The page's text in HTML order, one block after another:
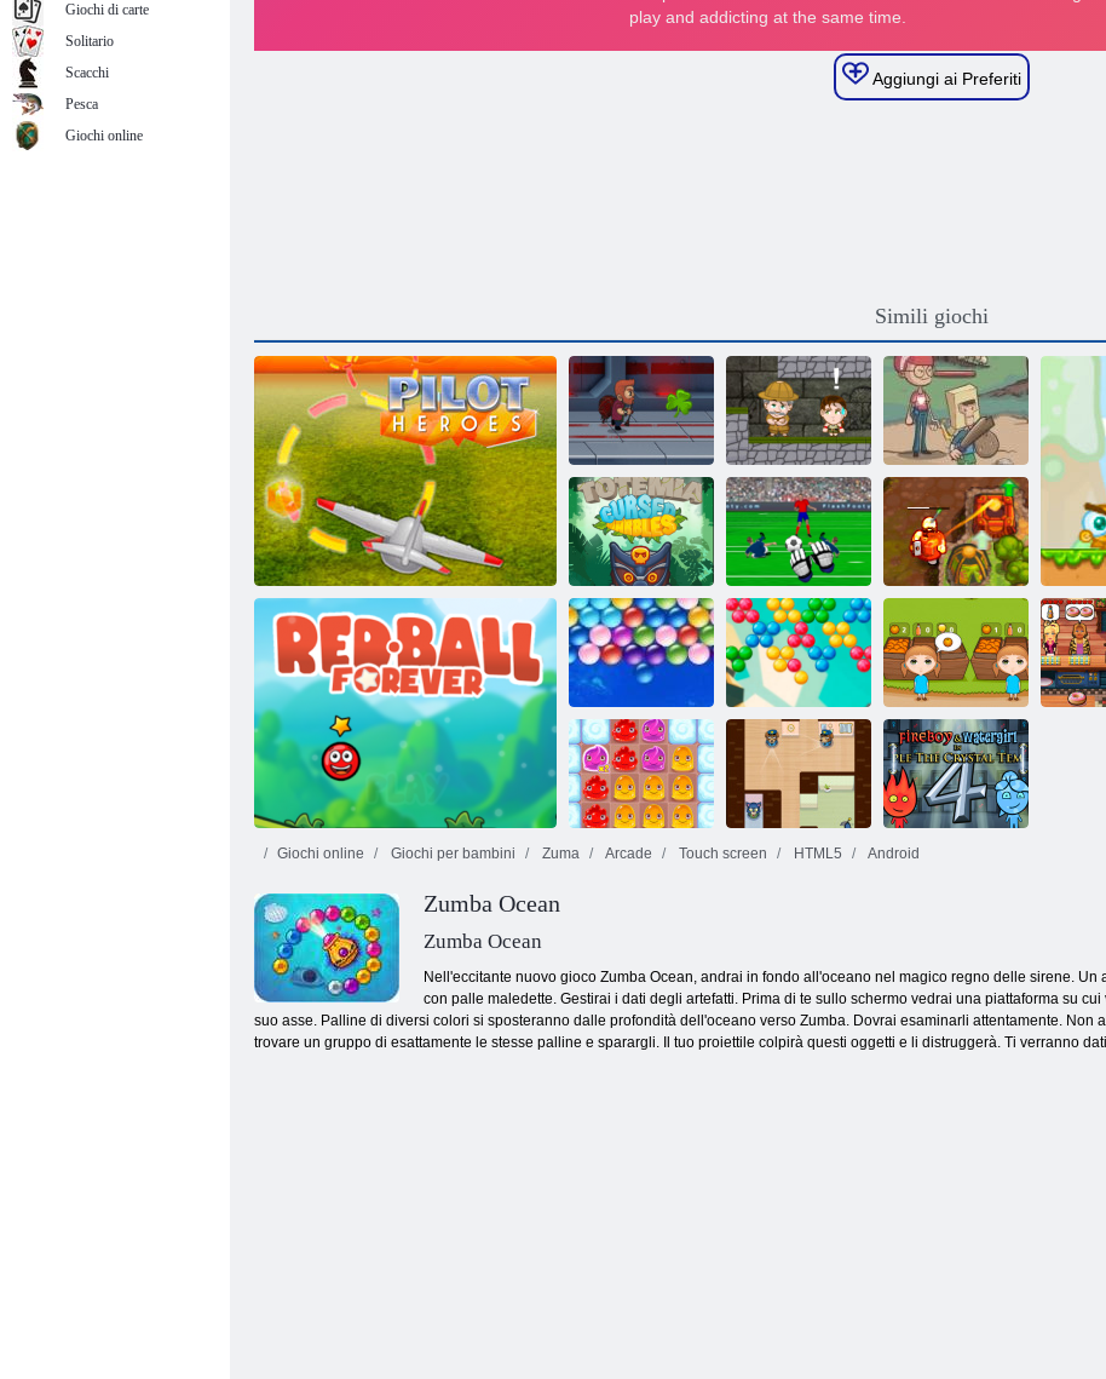
Aggiungi ai Preferiti
Simili giochi
Pilota Eroico
Jetpack Maestro Inca Avventura Backyard Eroi
Totemia: biglie
maledette
Campione
portiere
Palla rossa per sempre
Treasure
maledetto 2
Bolle senza fine
Scattatura a bolle
infinita
Arancione
Ranch
Giochi online Giochi per bambini Zuma Arcade Touch screen HTML5 Android
Zumba Ocean
Zumba Ocean
Nell'eccitante nuovo gioco Zumba Ocean, andrai in fondo all'oceano nel magico regno delle sirene.
con palle maledette. Gestirai i dati degli artefatti. Prima di te sullo schermo vedrai una piattaforma su
suo asse. Palline di diversi colori si sposteranno dalle profondità dell'oceano verso Zumba. Dovrai esaminarli attentamente.
trovare un gruppo di esattamente le stesse palline e sparargli. Il tuo proiettile colpirà questi oggetti e li distruggerà. Ti verranno
Giochi di carte
Solitario
Scacchi
Pesca
Giochi online